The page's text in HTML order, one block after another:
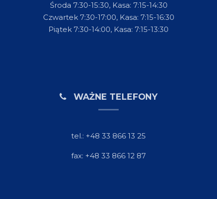
Środa 7:30-15:30, Kasa: 7:15-14:30
Czwartek 7:30-17:00, Kasa: 7:15-16:30
Piątek 7:30-14:00, Kasa: 7:15-13:30
WAŻNE TELEFONY
tel.: +48 33 866 13 25
fax: +48 33 866 12 87